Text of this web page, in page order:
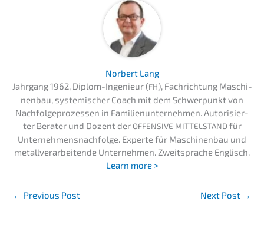
Norbert Lang
Jahrgang 1962, Diplom-Ingenieur (FH), Fachrich­tung Maschi­
nen­bau, syste­mi­scher Coach mit dem Schwer­punkt von
Nachfol­ge­pro­zes­sen in Famili­en­un­ter­neh­men. Autori­sier­
ter Berater und Dozent der OFFENSIVE MITTELSTAND für
Unternehmens­nachfolge. Exper­te für Maschi­nen­bau und
metall­ver­ar­bei­ten­de Unter­neh­men. Zweit­spra­che Englisch.
Learn more >
← Previous Post Next Post →